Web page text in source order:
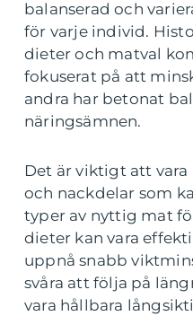
balanserad och
för varje individ.
dieter och matval
fokuserat på att
andra har betonat
näringsämnen.
Det är viktigt att
och nackdelar som
typer av nyttig mat
dieter kan vara
uppnå snabb
svåra att följa på
vara hållbara